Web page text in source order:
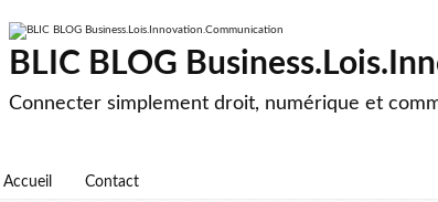
BLIC BLOG
Connecter simplement droit, numérique et
Accueil Contact